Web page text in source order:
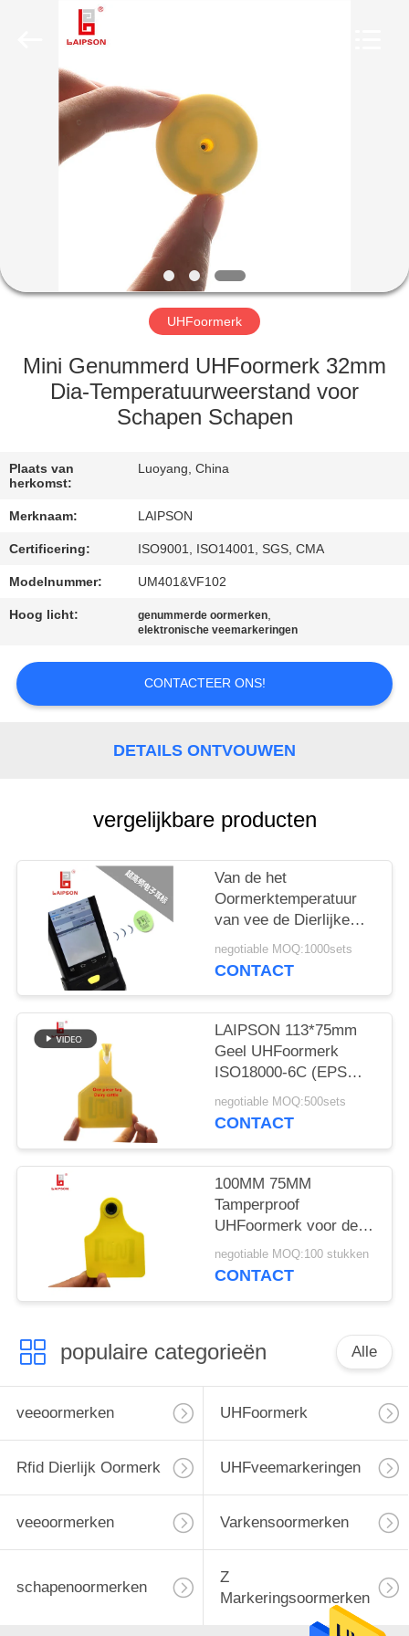
HUIS
PRODUCTEN
FABRIEKSREIS
KWALITEITSCONTROLE
CONTACTEER
VERZOEK
OM
EEN
SITEMAP
UHFoormerk
Mini Genummerd UHFoormerk 32mm
Dia-Temperatuurweerstand voor
Schapen Schapen
Plaats van
herkomst:
Luoyang, China
Merknaam: LAIPSON
Certificering: ISO9001, ISO14001, SGS, CMA
Modelnummer: UM401&VF102
Hoog licht: genummerde oormerken,
elektronische veemarkeringen
CONTACTEER ONS!
DETAILS ONTVOUWEN
vergelijkbare producten
Van de het
Oormerktemperatuur
van vee de Dierlijke
Schapen UHFdruk van
de de Weerstandslaser
negotiable MOQ:1000sets
CONTACT
LAIPSON 113*75mm
Geel UHFoormerk
ISO18000-6C (EPS
GEN2)
negotiable MOQ:500sets
CONTACT
100MM 75MM
Tamperproof
UHFoormerk voor de
Identificatie van de
Veegroep
negotiable MOQ:100 stukken
CONTACT
populaire categorieën Alle
veeoormerken UHFoormerk
Rfid Dierlijk Oormerk UHFveemarkeringen
veeoormerken Varkensoormerken
schapenoormerken
Z
Markeringsoormerken